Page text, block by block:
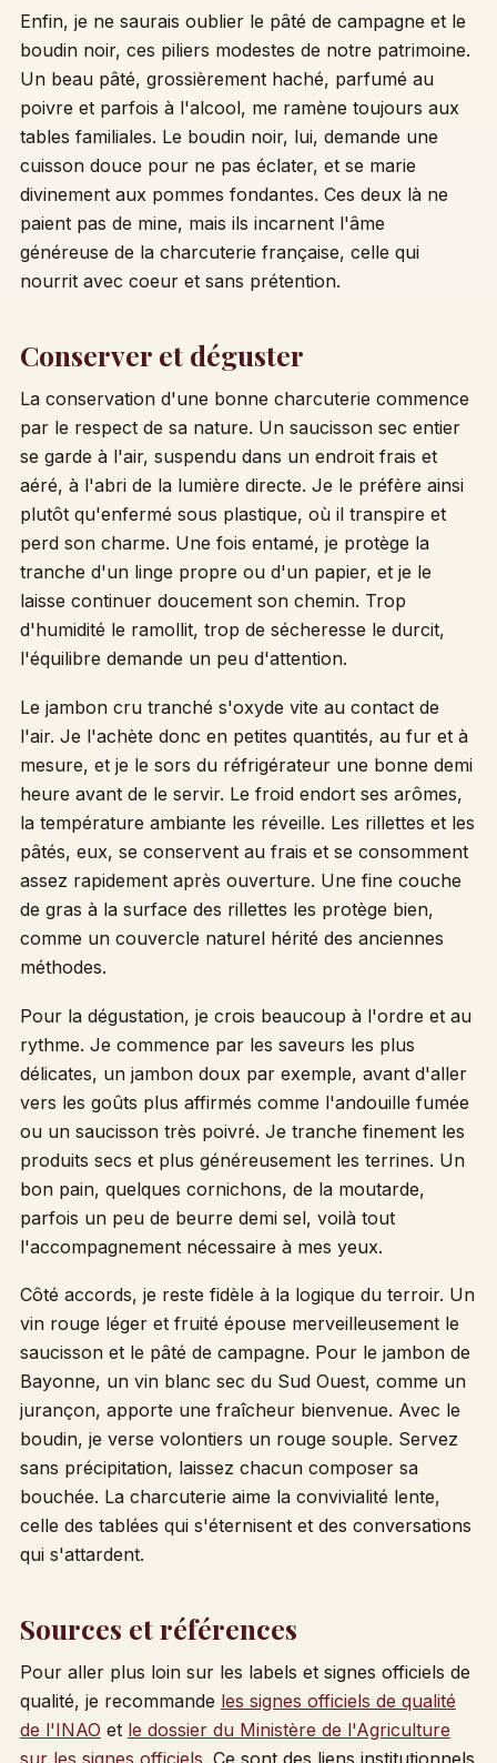
Enfin, je ne saurais oublier le pâté de campagne et le
boudin noir, ces piliers modestes de notre patrimoine.
Un beau pâté, grossièrement haché, parfumé au
poivre et parfois à l'alcool, me ramène toujours aux
tables familiales. Le boudin noir, lui, demande une
cuisson douce pour ne pas éclater, et se marie
divinement aux pommes fondantes. Ces deux là ne
paient pas de mine, mais ils incarnent l'âme
généreuse de la charcuterie française, celle qui
nourrit avec coeur et sans prétention.
Conserver et déguster
La conservation d'une bonne charcuterie commence
par le respect de sa nature. Un saucisson sec entier
se garde à l'air, suspendu dans un endroit frais et
aéré, à l'abri de la lumière directe. Je le préfère ainsi
plutôt qu'enfermé sous plastique, où il transpire et
perd son charme. Une fois entamé, je protège la
tranche d'un linge propre ou d'un papier, et je le
laisse continuer doucement son chemin. Trop
d'humidité le ramollit, trop de sécheresse le durcit,
l'équilibre demande un peu d'attention.
Le jambon cru tranché s'oxyde vite au contact de
l'air. Je l'achète donc en petites quantités, au fur et à
mesure, et je le sors du réfrigérateur une bonne demi
heure avant de le servir. Le froid endort ses arômes,
la température ambiante les réveille. Les rillettes et les
pâtés, eux, se conservent au frais et se consomment
assez rapidement après ouverture. Une fine couche
de gras à la surface des rillettes les protège bien,
comme un couvercle naturel hérité des anciennes
méthodes.
Pour la dégustation, je crois beaucoup à l'ordre et au
rythme. Je commence par les saveurs les plus
délicates, un jambon doux par exemple, avant d'aller
vers les goûts plus affirmés comme l'andouille fumée
ou un saucisson très poivré. Je tranche finement les
produits secs et plus généreusement les terrines. Un
bon pain, quelques cornichons, de la moutarde,
parfois un peu de beurre demi sel, voilà tout
l'accompagnement nécessaire à mes yeux.
Côté accords, je reste fidèle à la logique du terroir. Un
vin rouge léger et fruité épouse merveilleusement le
saucisson et le pâté de campagne. Pour le jambon de
Bayonne, un vin blanc sec du Sud Ouest, comme un
jurançon, apporte une fraîcheur bienvenue. Avec le
boudin, je verse volontiers un rouge souple. Servez
sans précipitation, laissez chacun composer sa
bouchée. La charcuterie aime la convivialité lente,
celle des tablées qui s'éternisent et des conversations
qui s'attardent.
Sources et références
Pour aller plus loin sur les labels et signes officiels de
qualité, je recommande les signes officiels de qualité
de l'INAO et le dossier du Ministère de l'Agriculture